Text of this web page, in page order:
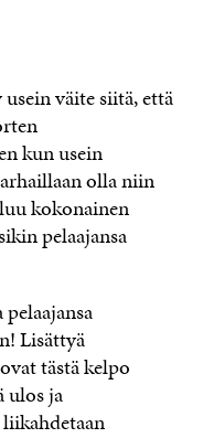
usein väite siitä, että
kun usein
olla niin
kokonainen
pelaajansa
Lisättyä
tästä kelpo
ulos ja